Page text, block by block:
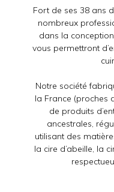
Fort de ses 38 ans
nombreux
dans la
vous permettront
Notre société
la France (proches
de produits
ancestrales,
utilisant des
la cire d’abeille, la